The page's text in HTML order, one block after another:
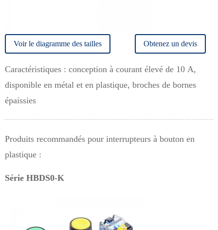
Voir le diagramme des tailles Obtenez un devis
Caractéristiques : conception à courant élevé de 10 A,
disponible en métal et en plastique, broches de bornes
épaissies
Produits recommandés pour interrupteurs à bouton en
plastique :
Série HBDS0-K